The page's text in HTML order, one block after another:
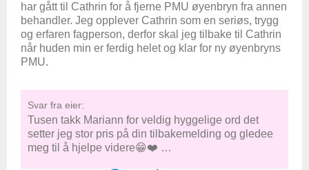
har gått til Cathrin for å fjerne PMU øyenbryn fra annen
behandler. Jeg opplever Cathrin som en seriøs, trygg
og erfaren fagperson, derfor skal jeg tilbake til Cathrin
når huden min er ferdig helet og klar for ny øyenbryns
PMU.
Svar fra eier:
Tusen takk Mariann for veldig hyggelige ord det
setter jeg stor pris på din tilbakemelding og gledee
meg til å hjelpe videre😁❤️ …